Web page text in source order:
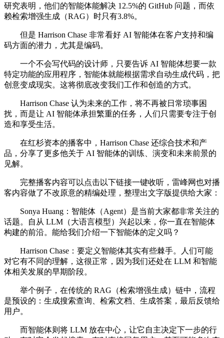
研究表明，他们的智能体能解决 12.5%的 GitHub 问题，而依
赖检索增强生成（RAG）时只有3.8%。
但是 Harrison Chase 非常看好 AI 智能体在客户支持和编
码方面的潜力，尤其是编码。
一个不会写代码的设计师，只要告诉 AI 智能体想要一款
特定功能的应用程序，智能体就能根据需求自动生成代码，把
创意变成现实。这将彻底改变我们工作和创造的方式。
Harrison Chase 认为未来的工作，将不再被日常琐事困
扰，而是让 AI 智能体承担繁重的任务，人们只需要专注于创
造和享受生活。
在红杉资本的播客中，Harrison Chase 还综合技术和产
品，分享了更多他关于 AI 智能体的训练、演变和未来前景的
见解。
完整播客内容可以点击以下链接一键收听，雷峰网也对播
客内容做了不改原意的精编处理，整理出文字版提供给大家：
Sonya Huang：智能体（Agent）是当前大家都非常关注的
话题。自从 LLM（大语言模型）兴起以来，你一直在智能体
构建的前沿。能给我们介绍一下智能体的定义吗？
Harrison Chase：要定义智能体其实有些棘手。人们可能
对它有不同的理解，这很正常，因为我们还处在 LLM 和智能
体相关发展的早期阶段。
举个例子，在传统的 RAG（检索增强生成）链中，流程
是预设的：生成搜索查询、检索文档、生成答案，最后反馈给
用户。
而智能体则将 LLM 放在中心，让它自主决定下一步的行